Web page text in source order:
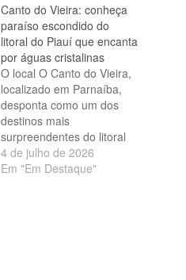
Canto do Vieira: conheça
paraíso escondido do
litoral do Piauí que encanta
por águas cristalinas
O local O Canto do Vieira,
localizado em Parnaíba,
desponta como um dos
destinos mais
surpreendentes do litoral
piauiense. Cercado por
águas cristalinas, dunas e
4 de julho de 2026
Em "Em Destaque"